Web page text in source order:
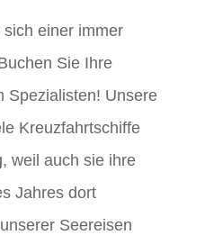
einer immer
Sie Ihre
Spezialisten! Unsere
Kreuzfahrtschiffe
weil auch sie ihre
Jahres dort
Seereisen